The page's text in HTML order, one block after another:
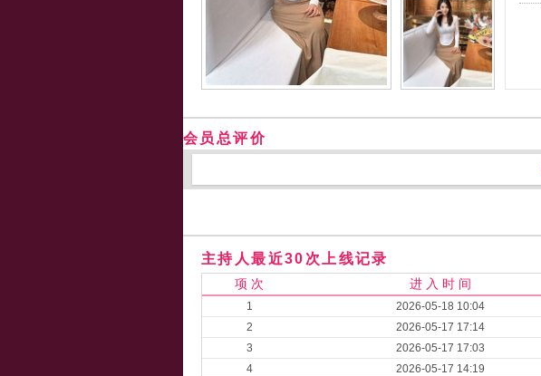
会员总评价
主持人最近30次上线记录
项 次 进 入 时 间
1 2026-05-18 10:04
2
2026-05-17 17:14
3
2026-05-17 17:03
4
2026-05-17 14:19